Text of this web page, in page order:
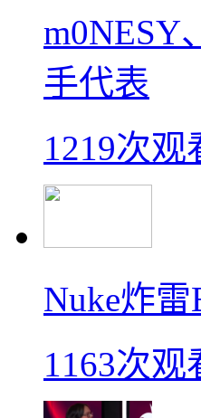
m0NESY
手代表
1219次观
Nuke炸雷
1163次观